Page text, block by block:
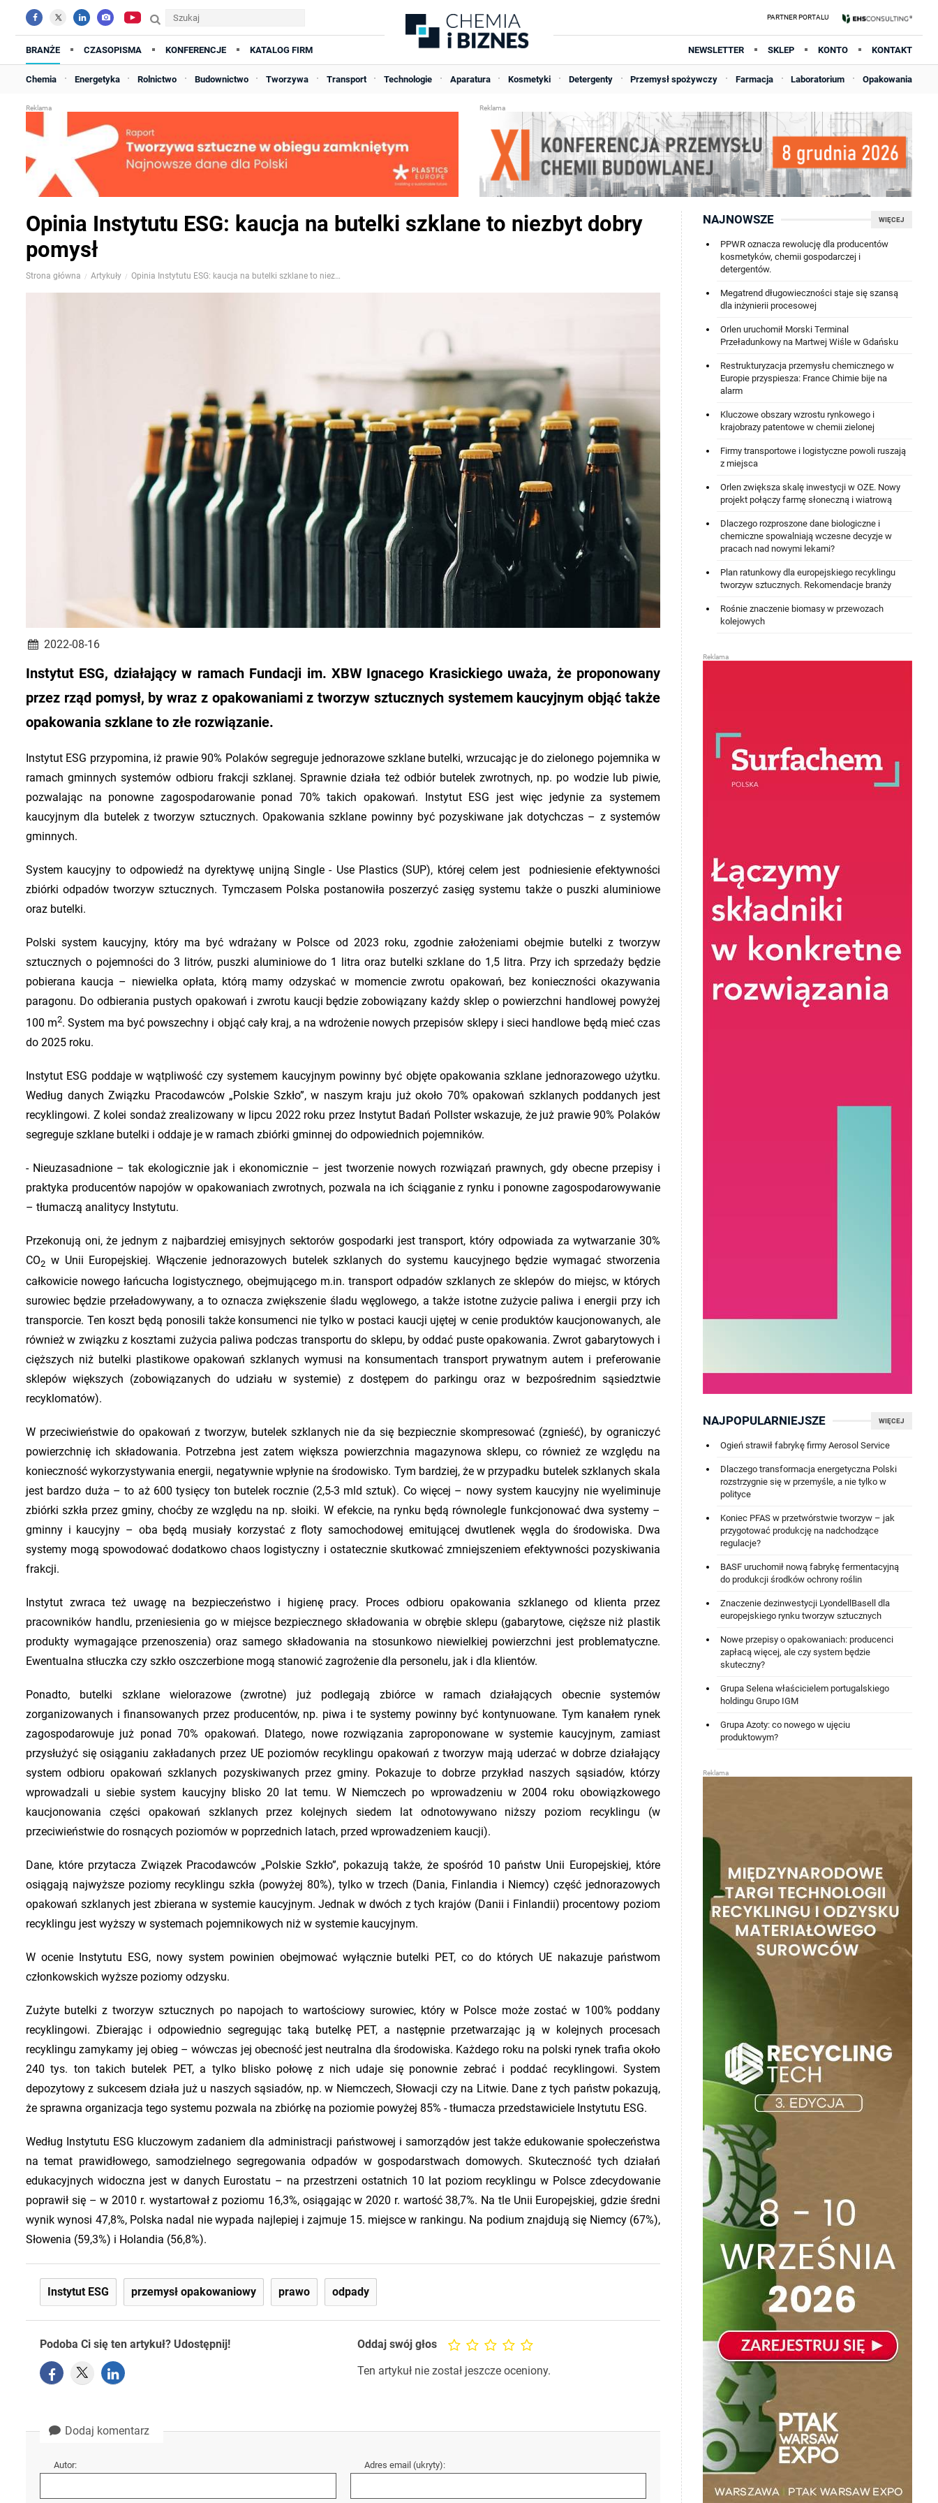
BRANŻE CZASOPISMA KONFERENCJE KATALOG FIRM NEWSLETTER SKLEP KONTO KONTAKT
Chemia Energetyka Rolnictwo Budownictwo Tworzywa Transport Technologie Aparatura Kosmetyki Detergenty Przemysł spożywczy Farmacja Laboratorium Opakowania
Opinia Instytutu ESG: kaucja na butelki szklane to niezbyt dobry
pomysł
Strona główna Artykuły Opinia Instytutu ESG: kaucja na butelki szklane to niezbyt dobry pomysł
2022-08-16
Instytut ESG, działający w ramach Fundacji im. XBW Ignacego Krasickiego uważa, że proponowany
przez rząd pomysł, by wraz z opakowaniami z tworzyw sztucznych systemem kaucyjnym objąć także
opakowania szklane to złe rozwiązanie.
Instytut ESG przypomina, iż prawie 90% Polaków segreguje jednorazowe szklane butelki, wrzucając je do zielonego pojemnika w
ramach gminnych systemów odbioru frakcji szklanej. Sprawnie działa też odbiór butelek zwrotnych, np. po wodzie lub piwie,
pozwalając na ponowne zagospodarowanie ponad 70% takich opakowań. Instytut ESG jest więc jedynie za systemem
kaucyjnym dla butelek z tworzyw sztucznych. Opakowania szklane powinny być pozyskiwane jak dotychczas – z systemów
gminnych.
System kaucyjny to odpowiedź na dyrektywę unijną Single - Use Plastics (SUP), której celem jest podniesienie efektywności
zbiórki odpadów tworzyw sztucznych. Tymczasem Polska postanowiła poszerzyć zasięg systemu także o puszki aluminiowe
oraz butelki.
Polski system kaucyjny, który ma być wdrażany w Polsce od 2023 roku, zgodnie założeniami obejmie butelki z tworzyw
sztucznych o pojemności do 3 litrów, puszki aluminiowe do 1 litra oraz butelki szklane do 1,5 litra. Przy ich sprzedaży będzie
pobierana kaucja – niewielka opłata, którą mamy odzyskać w momencie zwrotu opakowań, bez konieczności okazywania
paragonu. Do odbierania pustych opakowań i zwrotu kaucji będzie zobowiązany każdy sklep o powierzchni handlowej powyżej
100 m2. System ma być powszechny i objąć cały kraj, a na wdrożenie nowych przepisów sklepy i sieci handlowe będą mieć czas
do 2025 roku.
Instytut ESG poddaje w wątpliwość czy systemem kaucyjnym powinny być objęte opakowania szklane jednorazowego użytku.
Według danych Związku Pracodawców „Polskie Szkło”, w naszym kraju już około 70% opakowań szklanych poddanych jest
recyklingowi. Z kolei sondaż zrealizowany w lipcu 2022 roku przez Instytut Badań Pollster wskazuje, że już prawie 90% Polaków
segreguje szklane butelki i oddaje je w ramach zbiórki gminnej do odpowiednich pojemników.
- Nieuzasadnione – tak ekologicznie jak i ekonomicznie – jest tworzenie nowych rozwiązań prawnych, gdy obecne przepisy i
praktyka producentów napojów w opakowaniach zwrotnych, pozwala na ich ściąganie z rynku i ponowne zagospodarowywanie
– tłumaczą analitycy Instytutu.
Przekonują oni, że jednym z najbardziej emisyjnych sektorów gospodarki jest transport, który odpowiada za wytwarzanie 30%
CO2 w Unii Europejskiej. Włączenie jednorazowych butelek szklanych do systemu kaucyjnego będzie wymagać stworzenia
całkowicie nowego łańcucha logistycznego, obejmującego m.in. transport odpadów szklanych ze sklepów do miejsc, w których
surowiec będzie przeładowywany, a to oznacza zwiększenie śladu węglowego, a także istotne zużycie paliwa i energii przy ich
transporcie. Ten koszt będą ponosili także konsumenci nie tylko w postaci kaucji ujętej w cenie produktów kaucjonowanych, ale
również w związku z kosztami zużycia paliwa podczas transportu do sklepu, by oddać puste opakowania. Zwrot gabarytowych i
cięższych niż butelki plastikowe opakowań szklanych wymusi na konsumentach transport prywatnym autem i preferowanie
sklepów większych (zobowiązanych do udziału w systemie) z dostępem do parkingu oraz w bezpośrednim sąsiedztwie
recyklomatów).
W przeciwieństwie do opakowań z tworzyw, butelek szklanych nie da się bezpiecznie skompresować (zgnieść), by ograniczyć
powierzchnię ich składowania. Potrzebna jest zatem większa powierzchnia magazynowa sklepu, co również ze względu na
konieczność wykorzystywania energii, negatywnie wpłynie na środowisko. Tym bardziej, że w przypadku butelek szklanych skala
jest bardzo duża – to aż 600 tysięcy ton butelek rocznie (2,5-3 mld sztuk). Co więcej – nowy system kaucyjny nie wyeliminuje
zbiórki szkła przez gminy, choćby ze względu na np. słoiki. W efekcie, na rynku będą równolegle funkcjonować dwa systemy –
gminny i kaucyjny – oba będą musiały korzystać z floty samochodowej emitującej dwutlenek węgla do środowiska. Dwa
systemy mogą spowodować dodatkowo chaos logistyczny i ostatecznie skutkować zmniejszeniem efektywności pozyskiwania
frakcji.
Instytut zwraca też uwagę na bezpieczeństwo i higienę pracy. Proces odbioru opakowania szklanego od klienta przez
pracowników handlu, przeniesienia go w miejsce bezpiecznego składowania w obrębie sklepu (gabarytowe, cięższe niż plastik
produkty wymagające przenoszenia) oraz samego składowania na stosunkowo niewielkiej powierzchni jest problematyczne.
Ewentualna stłuczka czy szkło oszczerbione mogą stanowić zagrożenie dla personelu, jak i dla klientów.
Ponadto, butelki szklane wielorazowe (zwrotne) już podlegają zbiórce w ramach działających obecnie systemów
zorganizowanych i finansowanych przez producentów, np. piwa i te systemy powinny być kontynuowane. Tym kanałem rynek
zagospodarowuje już ponad 70% opakowań. Dlatego, nowe rozwiązania zaproponowane w systemie kaucyjnym, zamiast
przysłużyć się osiąganiu zakładanych przez UE poziomów recyklingu opakowań z tworzyw mają uderzać w dobrze działający
system odbioru opakowań szklanych pozyskiwanych przez gminy. Pokazuje to dobrze przykład naszych sąsiadów, którzy
wprowadzali u siebie system kaucyjny blisko 20 lat temu. W Niemczech po wprowadzeniu w 2004 roku obowiązkowego
kaucjonowania części opakowań szklanych przez kolejnych siedem lat odnotowywano niższy poziom recyklingu (w
przeciwieństwie do rosnących poziomów w poprzednich latach, przed wprowadzeniem kaucji).
Dane, które przytacza Związek Pracodawców „Polskie Szkło”, pokazują także, że spośród 10 państw Unii Europejskiej, które
osiągają najwyższe poziomy recyklingu szkła (powyżej 80%), tylko w trzech (Dania, Finlandia i Niemcy) część jednorazowych
opakowań szklanych jest zbierana w systemie kaucyjnym. Jednak w dwóch z tych krajów (Danii i Finlandii) procentowy poziom
recyklingu jest wyższy w systemach pojemnikowych niż w systemie kaucyjnym.
W ocenie Instytutu ESG, nowy system powinien obejmować wyłącznie butelki PET, co do których UE nakazuje państwom
członkowskich wyższe poziomy odzysku.
Zużyte butelki z tworzyw sztucznych po napojach to wartościowy surowiec, który w Polsce może zostać w 100% poddany
recyklingowi. Zbierając i odpowiednio segregując taką butelkę PET, a następnie przetwarzając ją w kolejnych procesach
recyklingu zamykamy jej obieg – wówczas jej obecność jest neutralna dla środowiska. Każdego roku na polski rynek trafia około
240 tys. ton takich butelek PET, a tylko blisko połowę z nich udaje się ponownie zebrać i poddać recyklingowi. System
depozytowy z sukcesem działa już u naszych sąsiadów, np. w Niemczech, Słowacji czy na Litwie. Dane z tych państw pokazują,
że sprawna organizacja tego systemu pozwala na zbiórkę na poziomie powyżej 85% - tłumacza przedstawiciele Instytutu ESG.
Według Instytutu ESG kluczowym zadaniem dla administracji państwowej i samorządów jest także edukowanie społeczeństwa
na temat prawidłowego, samodzielnego segregowania odpadów w gospodarstwach domowych. Skuteczność tych działań
edukacyjnych widoczna jest w danych Eurostatu – na przestrzeni ostatnich 10 lat poziom recyklingu w Polsce zdecydowanie
poprawił się – w 2010 r. wystartował z poziomu 16,3%, osiągając w 2020 r. wartość 38,7%. Na tle Unii Europejskiej, gdzie średni
wynik wynosi 47,8%, Polska nadal nie wypada najlepiej i zajmuje 15. miejsce w rankingu. Na podium znajdują się Niemcy (67%),
Słowenia (59,3%) i Holandia (56,8%).
Instytut ESG przemysł opakowaniowy prawo odpady
Podoba Ci się ten artykuł? Udostępnij! Oddaj swój głos
Ten artykuł nie został jeszcze oceniony.
Dodaj komentarz
Autor: Adres email (ukryty):
WIĘCEJ
NAJNOWSZE
PPWR oznacza rewolucję dla producentów
kosmetyków, chemii gospodarczej i
detergentów.
Megatrend długowieczności staje się szansą
dla inżynierii procesowej
Orlen uruchomił Morski Terminal
Przeładunkowy na Martwej Wiśle w Gdańsku
Restrukturyzacja przemysłu chemicznego w
Europie przyspiesza: France Chimie bije na
alarm
Kluczowe obszary wzrostu rynkowego i
krajobrazy patentowe w chemii zielonej
Firmy transportowe i logistyczne powoli ruszają
z miejsca
Orlen zwiększa skalę inwestycji w OZE. Nowy
projekt połączy farmę słoneczną i wiatrową
Dlaczego rozproszone dane biologiczne i
chemiczne spowalniają wczesne decyzje w
pracach nad nowymi lekami?
Plan ratunkowy dla europejskiego recyklingu
tworzyw sztucznych. Rekomendacje branży
Rośnie znaczenie biomasy w przewozach
kolejowych
WIĘCEJ
NAJPOPULARNIEJSZE
Ogień strawił fabrykę firmy Aerosol Service
Dlaczego transformacja energetyczna Polski
rozstrzygnie się w przemyśle, a nie tylko w
polityce
Koniec PFAS w przetwórstwie tworzyw – jak
przygotować produkcję na nadchodzące
regulacje?
BASF uruchomił nową fabrykę fermentacyjną
do produkcji środków ochrony roślin
Znaczenie dezinwestycji LyondellBasell dla
europejskiego rynku tworzyw sztucznych
Nowe przepisy o opakowaniach: producenci
zapłacą więcej, ale czy system będzie
skuteczny?
Grupa Selena właścicielem portugalskiego
holdingu Grupo IGM
Grupa Azoty: co nowego w ujęciu
produktowym?